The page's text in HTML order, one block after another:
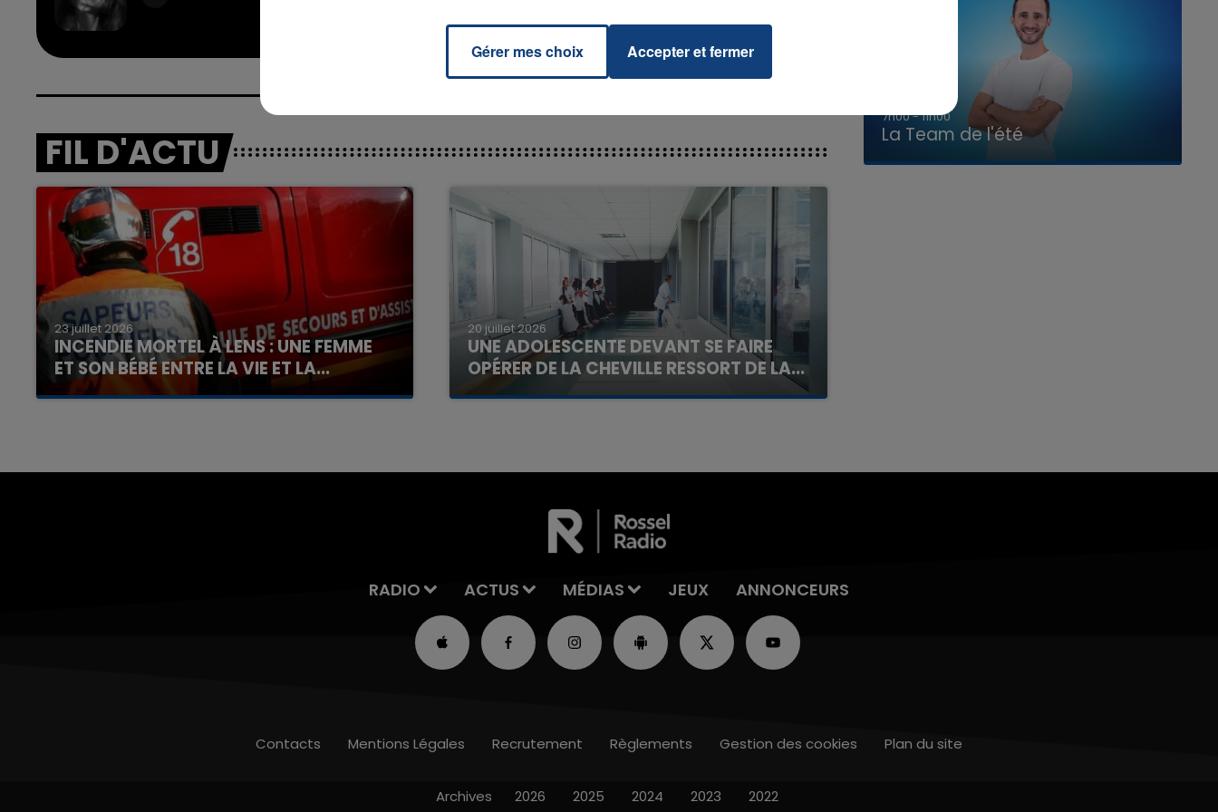
FIL D'ACTU
23 juillet 2026
INCENDIE MORTEL À LENS : UNE FEMME
ET SON BÉBÉ ENTRE LA VIE ET LA...
Un homme s'est immolé par le feu après avoir
20 juillet 2026
UNE ADOLESCENTE DEVANT SE FAIRE
OPÉRER DE LA CHEVILLE RESSORT DE LA...
La famille a porté plainte contre la clinique qui a
7h00 - 11h00 7h00 - 11h00
La Team de l'été
RADIO ACTUS MÉDIAS JEUX ANNONCEURS
Contacts Mentions Légales Recrutement Règlements Gestion des cookies Plan du site
Archives 2026 2025 2024 2023 2022
Gérer mes choix Accepter et fermer